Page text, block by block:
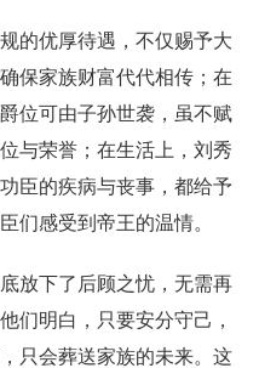
的优厚待遇，不仅赐予大
保家族财富代代相传；在
位可由子孙世袭，虽不赋
与荣誉；在生活上，刘秀
臣的疾病与丧事，都给予
们感受到帝王的温情。
放下了后顾之忧，无需再
们明白，只要安分守己，
只会葬送家族的未来。这